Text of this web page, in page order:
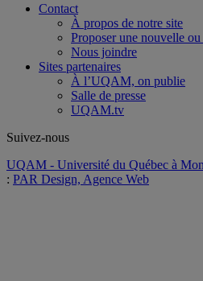
Contact
À propos de notre site
Proposer une nouvelle
Nous joindre
Sites partenaires
À l’UQAM, on publie
Salle de presse
UQAM.tv
Suivez-nous
UQAM - Université du Québec à
: PAR Design, Agence Web